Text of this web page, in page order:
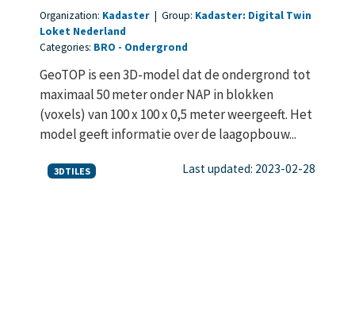
Organization: Kadaster | Group: Kadaster: Digital Twin
Loket Nederland
Categories: BRO Ondergrond
GeoTOP is een 3D-model dat de ondergrond tot
maximaal 50 meter onder NAP in blokken
(voxels) van 100 x 100 x 0,5 meter weergeeft. Het
model geeft informatie over de laagopbouw...
3DTILES Last updated: 2023-02-28